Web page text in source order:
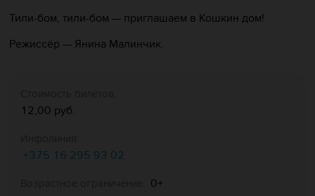
Тили-бом, тили-бом — приглашаем в Кошкин дом!
Режиссёр — Янина Малинчик.
12,00 руб.
+375 16 295 93 02
0+